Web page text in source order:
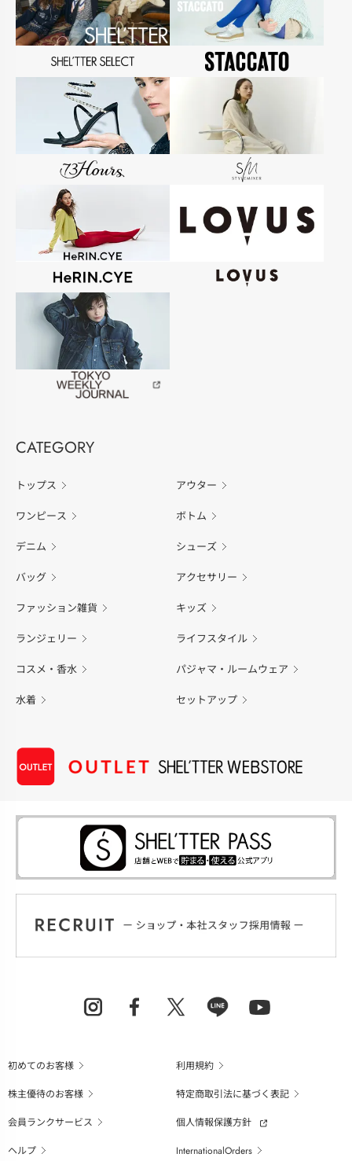
CATEGORY
トップス アウター
ワンピース ボトム
デニム シューズ
バッグ アクセサリー
ファッション雑貨 キッズ
ランジェリー ライフスタイル
コスメ・香水 パジャマ・ルームウェア
水着 セットアップ
初めてのお客様
利用規約
株主優待のお客様
特定商取引法に基づく表記
会員ランクサービス
個人情報保護方針
ヘルプ
InternationalOrders